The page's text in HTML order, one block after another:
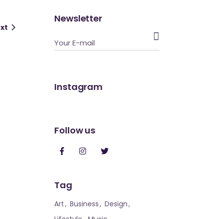
Newsletter

Instagram
Follow us
Tag
Art Business
Design